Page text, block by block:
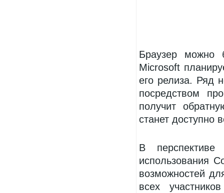
Браузер можно
Microsoft
его релиза. Ряд
посредством
получит
станет доступно
В
использования
возможностей
всех